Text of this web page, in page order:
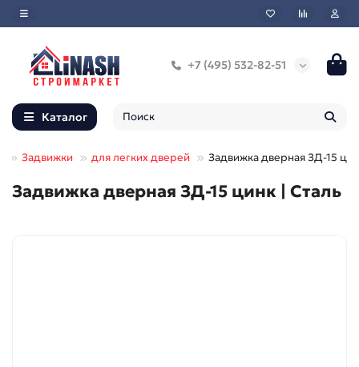
+7 (495) 532-82-51
Каталог
Задвижки для легких дверей Задвижка дверная ЗД-15
Задвижка дверная ЗД-15 цинк | Сталь